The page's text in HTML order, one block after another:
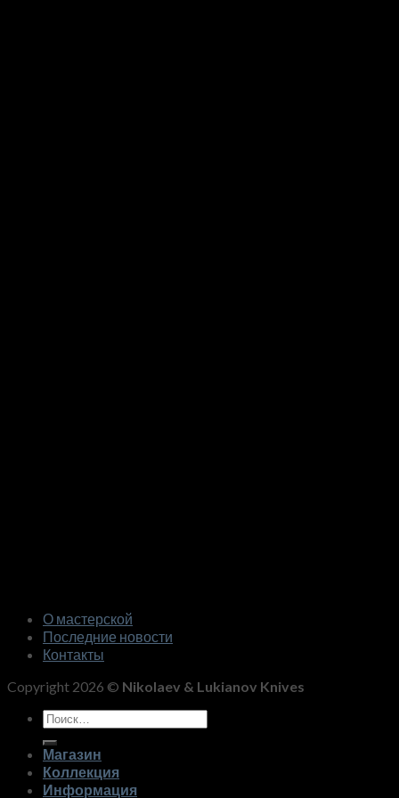
О мастерской
Последние новости
Контакты
Copyright 2026 © Nikolaev & Lukianov Knives
Искать:
Магазин
Коллекция
Информация